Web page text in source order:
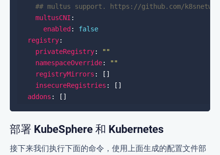
## multus support. https://github.com/
multusCNI
enabled : false
registry
privateRegistry:
""
namespaceOverride:
""
registryMirrors
insecureRegistries
addons
部署 KubeSphere 和 Kubernetes
接下来我们执行下面的命令，使用上面生成的配置文件部